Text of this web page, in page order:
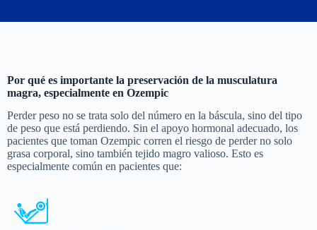
Por qué es importante la preservación de la musculatura
magra, especialmente en Ozempic
Perder peso no se trata solo del número en la báscula, sino del tipo
de peso que está perdiendo. Sin el apoyo hormonal adecuado, los
pacientes que toman Ozempic corren el riesgo de perder no solo
grasa corporal, sino también tejido magro valioso. Esto es
especialmente común en pacientes que: